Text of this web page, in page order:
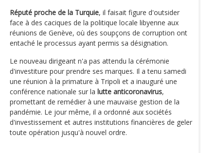
Réputé proche de la Turquie, il faisait figure d'outsider
face à des caciques de la politique locale libyenne aux
réunions de Genève, où des soupçons de corruption ont
entaché le processus ayant permis sa désignation.
Le nouveau dirigeant n'a pas attendu la cérémonie
d'investiture pour prendre ses marques. Il a tenu samedi
une réunion à la primature à Tripoli et a inauguré une
conférence nationale sur la lutte anticoronavirus,
promettant de remédier à une mauvaise gestion de la
pandémie. Le jour même, il a ordonné aux sociétés
d'investissement et autres institutions financières de geler
toute opération jusqu'à nouvel ordre.